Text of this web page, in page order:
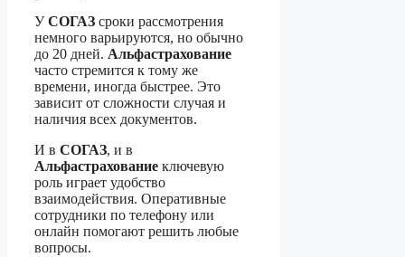
УСОГАЗ сроки рассмотрения
немного варьируются, но обычно
до 20 дней. Альфастрахование
часто стремится к тому же
времени, иногда быстрее. Это
зависит от сложности случая и
наличия всех документов.
И в СОГАЗ, и в
Альфастрахование ключевую
роль играет удобство
взаимодействия. Оперативные
сотрудники по телефону или
онлайн помогают решить любые
вопросы.